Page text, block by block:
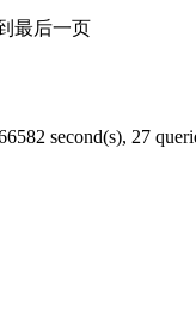
最后一页
second(s), 27